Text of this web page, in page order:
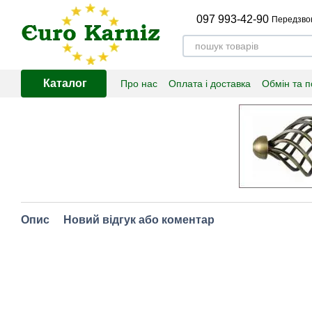
Перейти до основного контенту
097 993-42-90
Каталог Про нас Оплата і доставка Обмін та
Опис Новий відгук або коментар